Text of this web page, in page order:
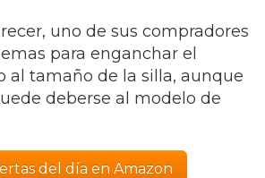
uno de sus compradores
para enganchar el
al tamaño de la silla, aunque
deberse al modelo de
del día en Amazon